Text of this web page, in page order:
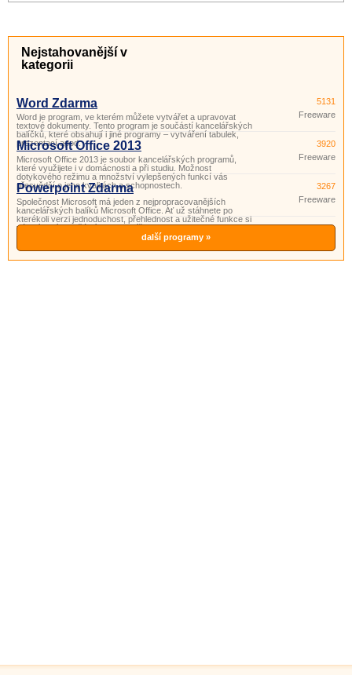
Nejstahovanější v
kategorii
Word Zdarma
Word je program, ve kterém můžete vytvářet a upravovat
textové dokumenty. Tento program je součástí kancelářských
balíčků, které obsahují i ​​jiné programy – vytváření tabulek,
prezentací apod.
5131
Freeware
Microsoft Office 2013
Microsoft Office 2013 je soubor kancelářských programů,
které využijete i v domácnosti a při studiu. Možnost
dotykového režimu a množství vylepšených funkcí vás
přesvědčí o jeho kvalitách a schopnostech.
3920
Freeware
Powerpoint Zdarma
Společnost Microsoft má jeden z nejpropracovanějších
kancelářských balíků Microsoft Office. Ať už stáhnete po
kterékoli verzi jednoduchost, přehlednost a užitečné funkce si
vás získají. Součástí tohoto balíčku je i program PowerPoint.
Powerpoint je program vhodný pro přípravu a prohlížení pr
3267
Freeware
další programy »